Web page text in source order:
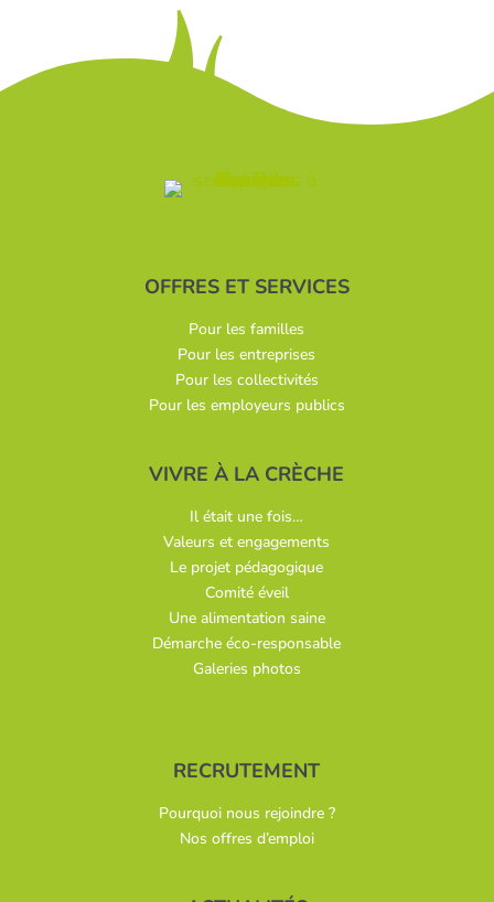
OFFRES ET SERVICES
Pour les familles
Pour les entreprises
Pour les collectivités
Pour les employeurs publics
VIVRE À LA CRÈCHE
Il était une fois…
Valeurs et engagements
Le projet pédagogique
Comité éveil
Une alimentation saine
Démarche éco-responsable
Galeries photos
RECRUTEMENT
Pourquoi nous rejoindre ?
Nos offres d’emploi